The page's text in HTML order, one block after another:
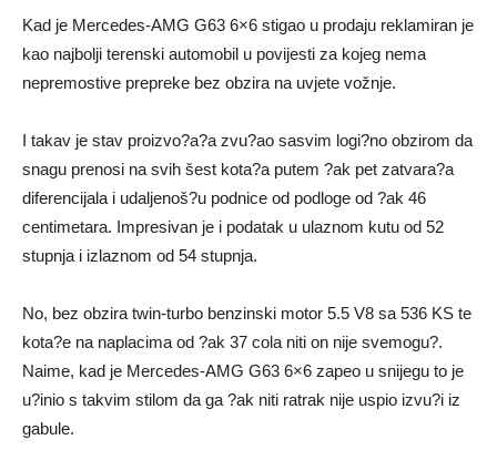
Kad je Mercedes-AMG G63 6×6 stigao u prodaju reklamiran je
kao najbolji terenski automobil u povijesti za kojeg nema
nepremostive prepreke bez obzira na uvjete vožnje.
I takav je stav proizvo?a?a zvu?ao sasvim logi?no obzirom da
snagu prenosi na svih šest kota?a putem ?ak pet zatvara?a
diferencijala i udaljenoš?u podnice od podloge od ?ak 46
centimetara. Impresivan je i podatak u ulaznom kutu od 52
stupnja i izlaznom od 54 stupnja.
No, bez obzira twin-turbo benzinski motor 5.5 V8 sa 536 KS te
kota?e na naplacima od ?ak 37 cola niti on nije svemogu?.
Naime, kad je Mercedes-AMG G63 6×6 zapeo u snijegu to je
u?inio s takvim stilom da ga ?ak niti ratrak nije uspio izvu?i iz
gabule.